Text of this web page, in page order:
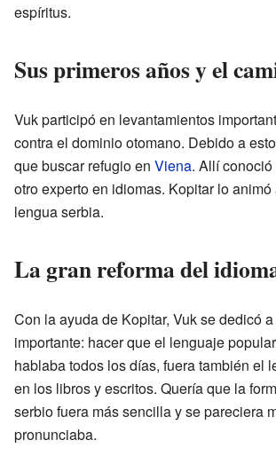
espíritus.
Sus primeros años y el
Vuk participó en levantamientos
contra el dominio otomano. Debido a
que buscar refugio en Viena. Allí conoció
otro experto en idiomas. Kopitar lo
lengua serbia.
La gran reforma del
Con la ayuda de Kopitar, Vuk se dedicó
importante: hacer que el lenguaje
hablaba todos los días, fuera también el
en los libros y escritos. Quería que la
serbio fuera más sencilla y se pareciera
pronunciaba.